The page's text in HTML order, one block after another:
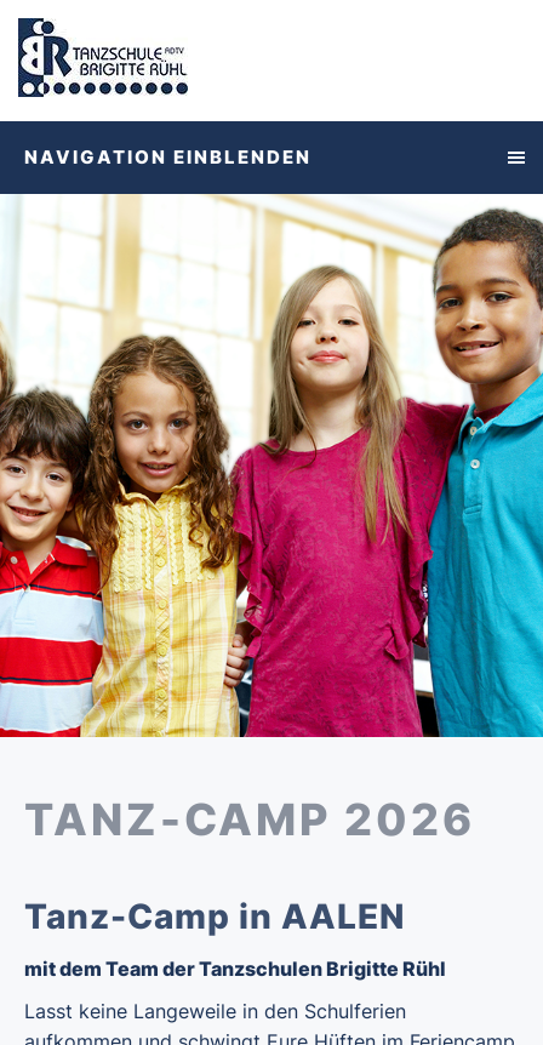
NAVIGATION EINBLENDEN
TANZ-CAMP 2026
Tanz-Camp in AALEN
mit dem Team der Tanzschulen Brigitte Rühl
Lasst keine Langeweile in den Schulferien